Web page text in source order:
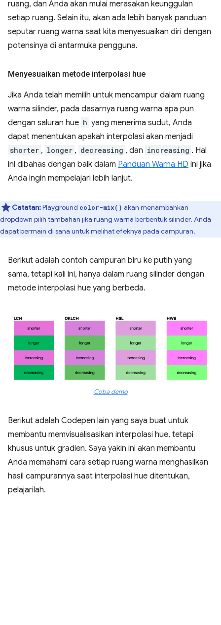
ruang, dan Anda akan mulai merasakan keunggulan
setiap ruang. Selain itu, akan ada lebih banyak panduan
seputar ruang warna saat kita menyesuaikan diri dengan
potensinya di antarmuka pengguna.
Menyesuaikan metode interpolasi hue
Jika Anda telah memilih untuk mencampur dalam ruang
warna silinder, pada dasarnya ruang warna apa pun
dengan saluran hue h yang menerima sudut, Anda
dapat menentukan apakah interpolasi akan menjadi
shorter , longer , decreasing , dan increasing . Hal
ini dibahas dengan baik dalam Panduan Warna HD ini jika
Anda ingin mempelajari lebih lanjut.
Catatan:Playground color-mix() akan menambahkan
dropdown pilih tambahan jika ruang warna berbentuk silinder. Anda
dapat bermain di sana untuk melihat efeknya pada campuran.
Berikut adalah contoh campuran biru ke putih yang
sama, tetapi kali ini, hanya dalam ruang silinder dengan
metode interpolasi hue yang berbeda.
Coba demo
Berikut adalah Codepen lain yang saya buat untuk
membantu memvisualisasikan interpolasi hue, tetapi
khusus untuk gradien. Saya yakin ini akan membantu
Anda memahami cara setiap ruang warna menghasilkan
hasil campurannya saat interpolasi hue ditentukan,
pelajarilah.